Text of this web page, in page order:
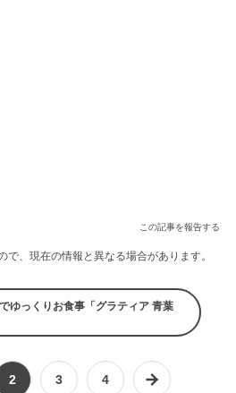
この記事を報告する
、現在の情報と異なる場合があります。
ゆっくりお食事「グラティア 青葉
2 3 4